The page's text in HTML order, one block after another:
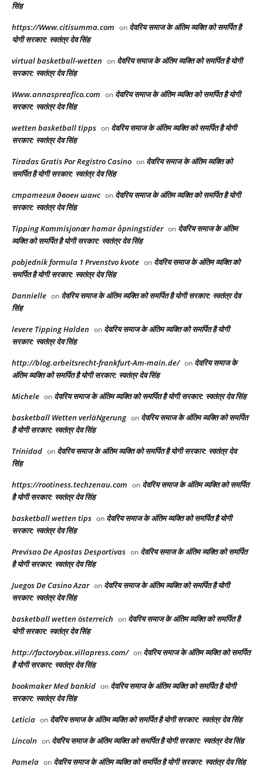
सिंह
https://Www.citisumma.com on देवरिय समाज के अंतिम व्यक्ति को समर्पित है
योगी सरकार: स्वतंत्र देव सिंह
virtual basketball-wetten on देवरिय समाज के अंतिम व्यक्ति को समर्पित है योगी
सरकार: स्वतंत्र देव सिंह
Www.annaspreafico.com on देवरिय समाज के अंतिम व्यक्ति को समर्पित है योगी
सरकार: स्वतंत्र देव सिंह
wetten basketball tipps on देवरिय समाज के अंतिम व्यक्ति को समर्पित है योगी
सरकार: स्वतंत्र देव सिंह
Tiradas Gratis Por Registro Casino on देवरिय समाज के अंतिम व्यक्ति को
समर्पित है योगी सरकार: स्वतंत्र देव सिंह
стратегия двоен шанс on देवरिय समाज के अंतिम व्यक्ति को समर्पित है योगी
सरकार: स्वतंत्र देव सिंह
Tipping Kommisjonær hamar åpningstider on देवरिय समाज के अंतिम
व्यक्ति को समर्पित है योगी सरकार: स्वतंत्र देव सिंह
pobjednik formula 1 Prvenstvo kvote on देवरिय समाज के अंतिम व्यक्ति को
समर्पित है योगी सरकार: स्वतंत्र देव सिंह
Dannielle on देवरिय समाज के अंतिम व्यक्ति को समर्पित है योगी सरकार: स्वतंत्र देव
सिंह
levere Tipping Halden on देवरिय समाज के अंतिम व्यक्ति को समर्पित है योगी
सरकार: स्वतंत्र देव सिंह
http://blog.arbeitsrecht-frankfurt-Am-main.de/ on देवरिय समाज के
अंतिम व्यक्ति को समर्पित है योगी सरकार: स्वतंत्र देव सिंह
Michele on देवरिय समाज के अंतिम व्यक्ति को समर्पित है योगी सरकार: स्वतंत्र देव सिंह
basketball Wetten verläNgerung on देवरिय समाज के अंतिम व्यक्ति को समर्पित
है योगी सरकार: स्वतंत्र देव सिंह
Trinidad on देवरिय समाज के अंतिम व्यक्ति को समर्पित है योगी सरकार: स्वतंत्र देव
सिंह
https://rootiness.techzenau.com on देवरिय समाज के अंतिम व्यक्ति को समर्पित
है योगी सरकार: स्वतंत्र देव सिंह
basketball wetten tips on देवरिय समाज के अंतिम व्यक्ति को समर्पित है योगी
सरकार: स्वतंत्र देव सिंह
Previsao De Apostas Desportivas on देवरिय समाज के अंतिम व्यक्ति को समर्पित
है योगी सरकार: स्वतंत्र देव सिंह
Juegos De Casino Azar on देवरिय समाज के अंतिम व्यक्ति को समर्पित है योगी
सरकार: स्वतंत्र देव सिंह
basketball wetten österreich on देवरिय समाज के अंतिम व्यक्ति को समर्पित है
योगी सरकार: स्वतंत्र देव सिंह
http://factorybox.villapress.com/ on देवरिय समाज के अंतिम व्यक्ति को समर्पित
है योगी सरकार: स्वतंत्र देव सिंह
bookmaker Med bankid on देवरिय समाज के अंतिम व्यक्ति को समर्पित है योगी
सरकार: स्वतंत्र देव सिंह
Leticia on देवरिय समाज के अंतिम व्यक्ति को समर्पित है योगी सरकार: स्वतंत्र देव सिंह
Lincoln on देवरिय समाज के अंतिम व्यक्ति को समर्पित है योगी सरकार: स्वतंत्र देव सिंह
Pamela on देवरिय समाज के अंतिम व्यक्ति को समर्पित है योगी सरकार: स्वतंत्र देव सिंह